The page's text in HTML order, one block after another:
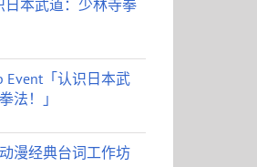
日本武道：少林寺拳
Event「认识日本武
法！」
漫经典台词工作坊